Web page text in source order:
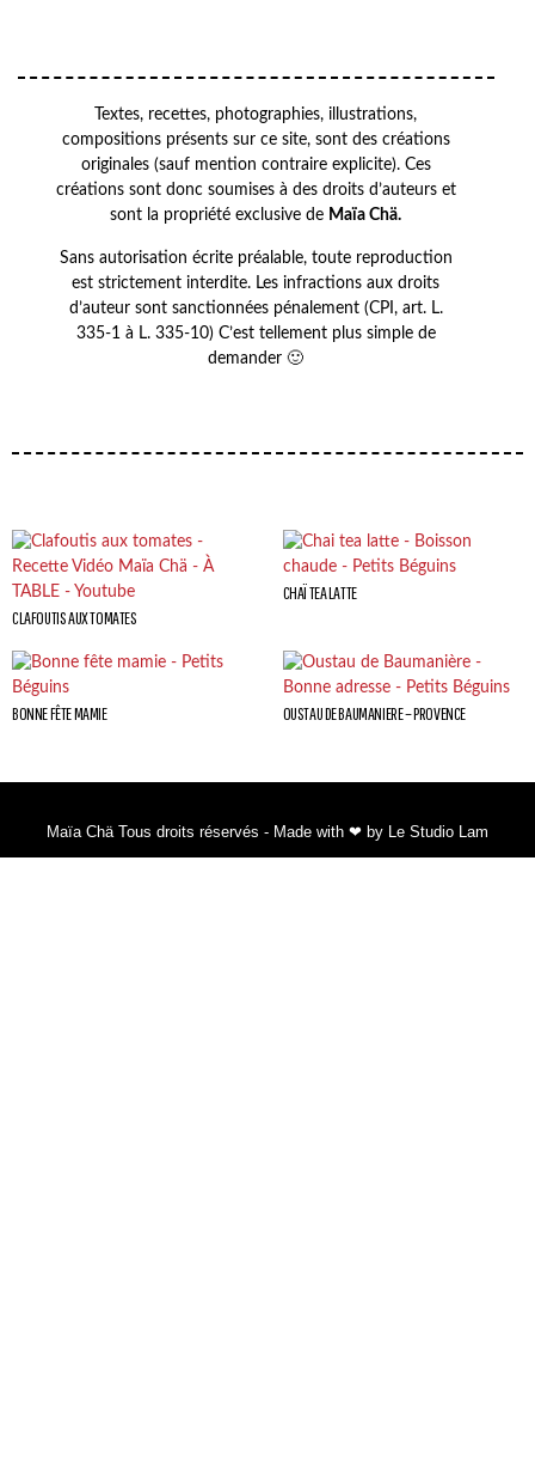
Textes, recettes, photographies, illustrations,
compositions présents sur ce site, sont des créations
originales (sauf mention contraire explicite). Ces
créations sont donc soumises à des droits d’auteurs et
sont la propriété exclusive de Maïa Chä.
Sans autorisation écrite préalable, toute reproduction
est strictement interdite. Les infractions aux droits
d’auteur sont sanctionnées pénalement (CPI, art. L.
335-1 à L. 335-10) C’est tellement plus simple de
demander 🙂
CLAFOUTIS AUX TOMATES
CHAÏ TEA LATTE
BONNE FÊTE MAMIE OUSTAU DE BAUMANIERE – PROVENCE
Maïa Chä Tous droits réservés - Made with ❤ by Le Studio Lam